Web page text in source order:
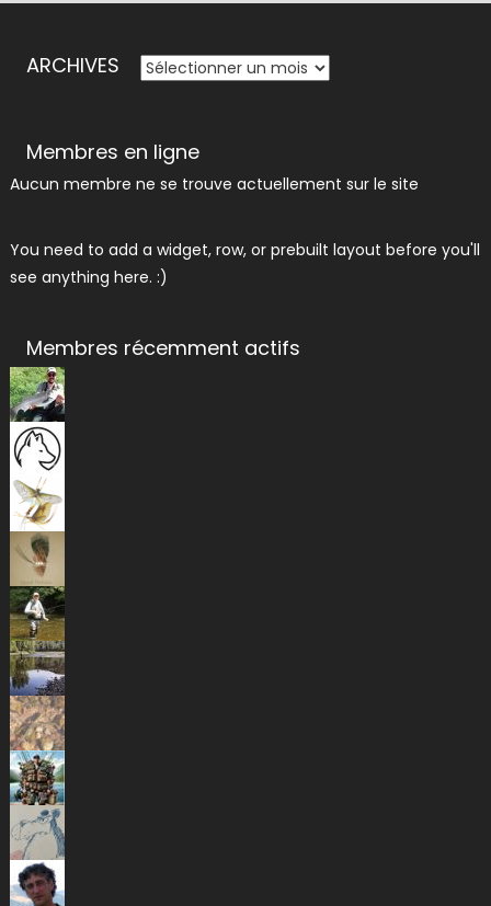
ARCHIVES ARCHIVES
Membres en ligne
Aucun membre ne se trouve actuellement sur le site
You need to add a widget, row, or prebuilt layout before you'll
see anything here. :)
Membres récemment actifs